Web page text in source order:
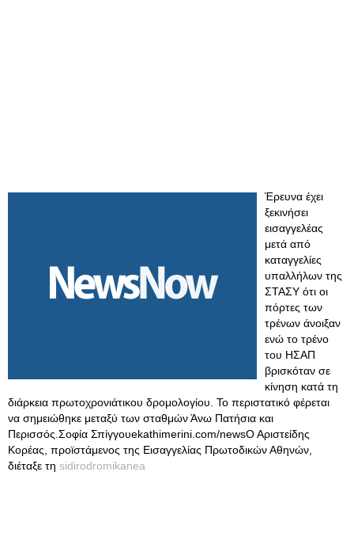
Έρευνα έχει
ξεκινήσει
εισαγγελέας
μετά από
καταγγελίες
υπαλλήλων της
ΣΤΑΣΥ ότι οι
πόρτες των
τρένων άνοιξαν
ενώ το τρένο
του ΗΣΑΠ
βρισκόταν σε
κίνηση κατά τη
διάρκεια πρωτοχρονιάτικου δρομολογίου. Το περιστατικό φέρεται
να σημειώθηκε μεταξύ των σταθμών Άνω Πατήσια και
Περισσός.Σοφία Σπίγγουekathimerini.com/newsΟ Αριστείδης
Κορέας, προϊστάμενος της Εισαγγελίας Πρωτοδικών Αθηνών,
διέταξε τη sidirodromikanea